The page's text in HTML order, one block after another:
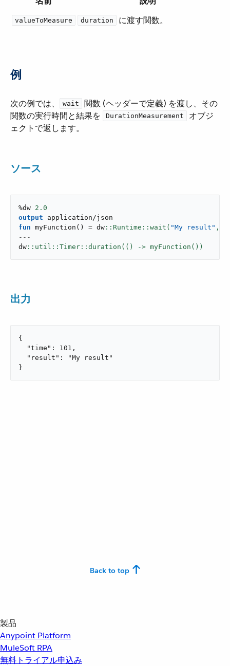
valueToMeasure duration ​ に渡す関数。
例
次の例では、​ wait
​ 関数 (ヘッダーで定義) を渡し、その
関数の実行時間と結果を ​
DurationMeasurement
​ オブジ
ェクトで返します。
ソース
%dw 2.0
output
application/json
fun myFunction ( ) = dw ::Runtime::wait( "My result" ,
---
dw ::util::Timer::duration(() -> myFunction())
出力
{
  "time": 101,
  "result": "My result"
}
Back to top
製品
Anypoint Platform
MuleSoft RPA
無料トライアル申込み